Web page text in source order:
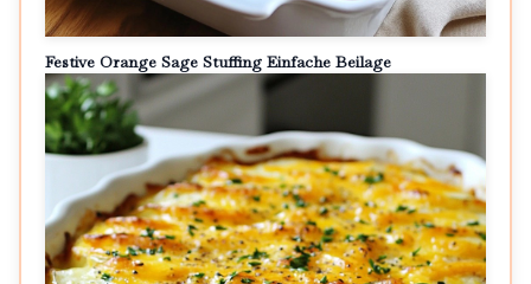
Festive Orange Sage Stuffing Einfache Beilage